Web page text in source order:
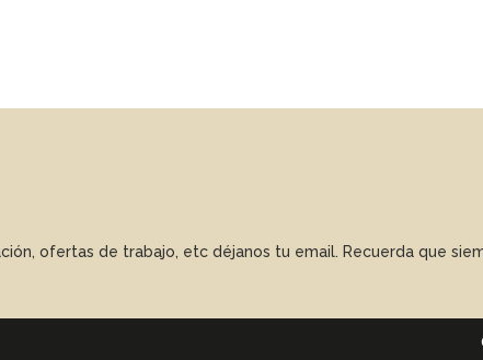
ofertas de trabajo, etc déjanos tu email. Recuerda que